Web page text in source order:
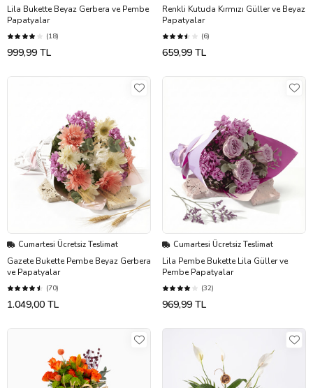
Lila Bukette Beyaz Gerbera ve Pembe
Papatyalar
(18)
999,99 TL
Renkli Kutuda Kırmızı Güller ve Beyaz
Papatyalar
(6)
659,99 TL
Cumartesi Ücretsiz Teslimat
Gazete Bukette Pembe Beyaz Gerbera
ve Papatyalar
(70)
1.049,00 TL
Cumartesi Ücretsiz Teslimat
Lila Pembe Bukette Lila Güller ve
Pembe Papatyalar
(32)
969,99 TL